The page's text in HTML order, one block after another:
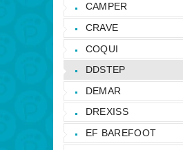
CAMPER
CRAVE
COQUI
DDSTEP
DEMAR
DREXISS
EF BAREFOOT